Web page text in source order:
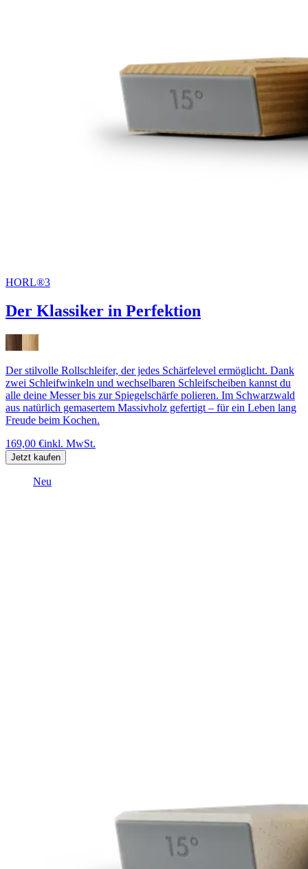
HORL®3
Der Klassiker in Perfektion
Der stilvolle Rollschleifer, der jedes Schärfelevel ermöglicht. Dank
zwei Schleifwinkeln und wechselbaren Schleifscheiben kannst du
alle deine Messer bis zur Spiegelschärfe polieren. Im Schwarzwald
aus natürlich gemasertem Massivholz gefertigt – für ein Leben lang
Freude beim Kochen.
169,00 €inkl. MwSt.
Jetzt kaufen
Neu